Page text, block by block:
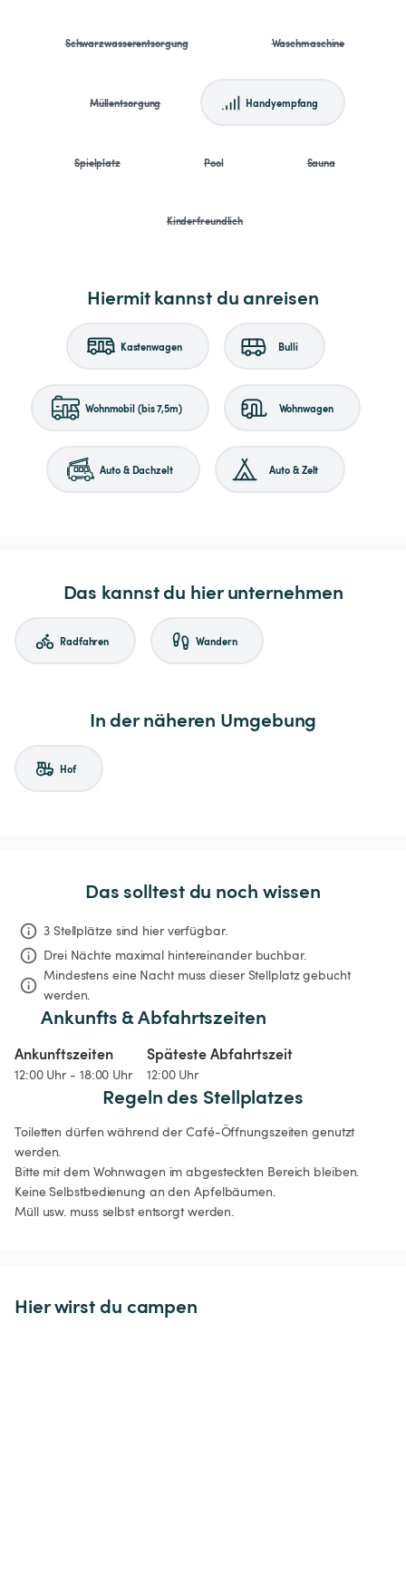
Schwarzwasserentsorgung Waschmaschine
Müllentsorgung Handyempfang
Spielplatz Pool Sauna
Kinderfreundlich
Hiermit kannst du anreisen
Kastenwagen Bulli
Wohnmobil (bis 7,5m) Wohnwagen
Auto & Dachzelt Auto & Zelt
Das kannst du hier unternehmen
Radfahren Wandern
In der näheren Umgebung
Hof
Das solltest du noch wissen
3 Stellplätze sind hier verfügbar.
Drei Nächte maximal hintereinander buchbar.
Mindestens eine Nacht muss dieser Stellplatz gebucht
werden.
Ankunfts & Abfahrtszeiten
Ankunftszeiten
12:00 Uhr - 18:00 Uhr
Späteste Abfahrtszeit
12:00 Uhr
Regeln des Stellplatzes
Toiletten dürfen während der Café-Öffnungszeiten genutzt
werden.
Bitte mit dem Wohnwagen im abgesteckten Bereich bleiben.
Keine Selbstbedienung an den Apfelbäumen.
Müll usw. muss selbst entsorgt werden.
Hier wirst du campen